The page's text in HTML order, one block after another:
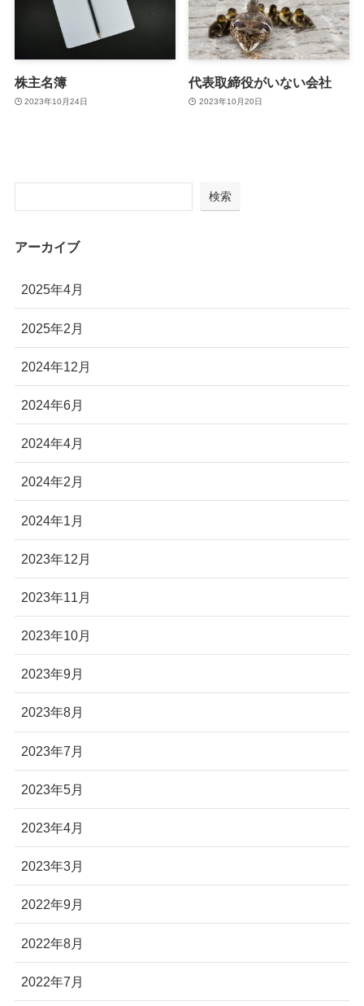
株主名簿
2023年10月24日
代表取締役がいない会社
2023年10月20日
検索
アーカイブ
2025年4月
2025年2月
2024年12月
2024年6月
2024年4月
2024年2月
2024年1月
2023年12月
2023年11月
2023年10月
2023年9月
2023年8月
2023年7月
2023年5月
2023年4月
2023年3月
2022年9月
2022年8月
2022年7月